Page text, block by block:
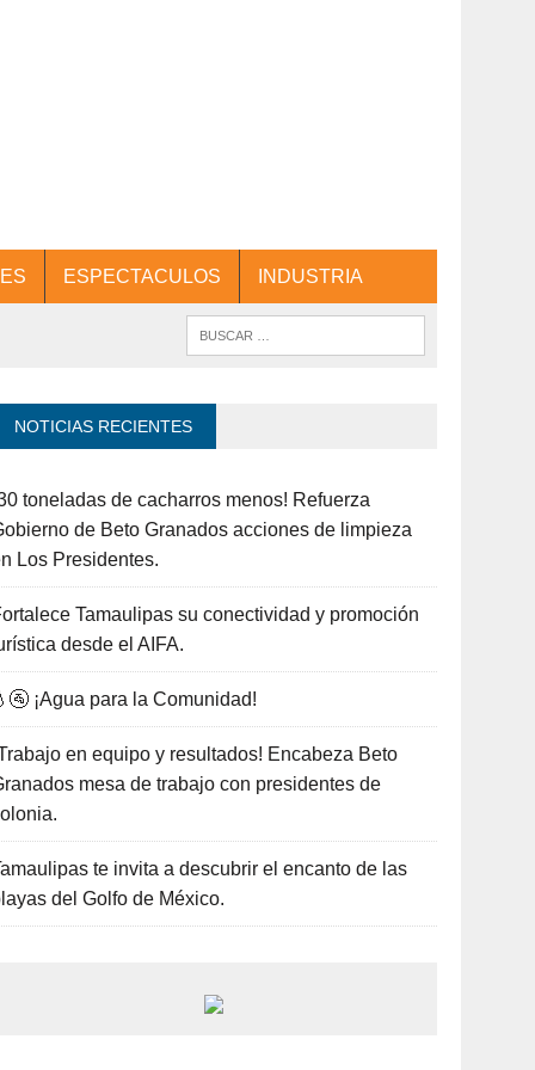
ESPECTACULOS INDUSTRIA
NOTICIAS RECIENTES
toneladas de cacharros menos! Refuerza
de Beto Granados acciones de limpieza
Los Presidentes.
Tamaulipas su conectividad y promoción
desde el AIFA.
¡Agua para la Comunidad!
en equipo y resultados! Encabeza Beto
mesa de trabajo con presidentes de
te invita a descubrir el encanto de las
del Golfo de México.